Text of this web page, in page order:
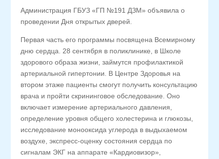
Администрация ГБУЗ «ГП №191 ДЗМ» объявила о
проведении Дня открытых дверей.
Первая часть его программы посвящена Всемирному
дню сердца. 28 сентября в поликлинике, в Школе
здорового образа жизни, займутся профилактикой
артериальной гипертонии. В Центре Здоровья на
втором этаже пациенты смогут получить консультацию
врача и пройти скрининговое обследование. Оно
включает измерение артериального давления,
определение уровня общего холестерина и глюкозы,
исследование монооксида углерода в выдыхаемом
воздухе, экспресс-оценку состояния сердца по
сигналам ЭКГ на аппарате «Кардиовизор»,